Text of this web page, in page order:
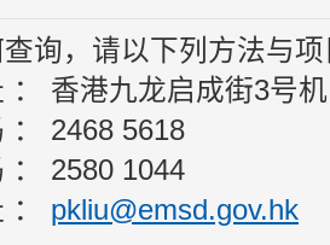
询，请以下列方法与
： 香港九龙启成街3号
： 2468 5618
： 2580 1044
： pkliu@emsd.gov.hk